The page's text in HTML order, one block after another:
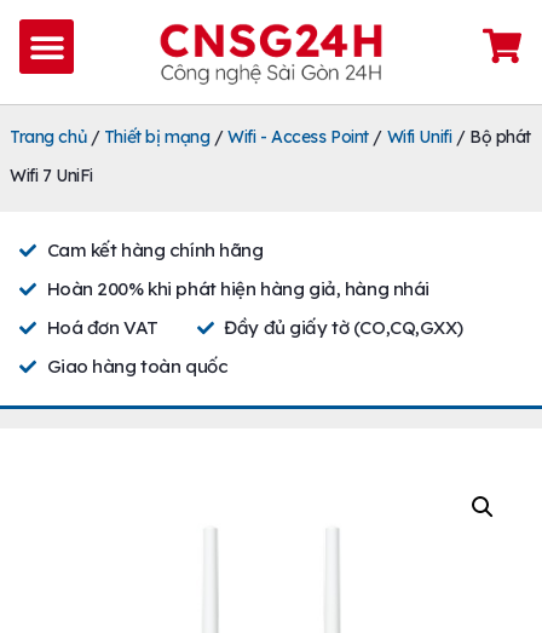
Trang chủ/ Thiết bị mạng/Wifi - Access Point/ Wifi Unifi/ Bộ phát
Wifi 7 UniFi
Cam kết hàng chính hãng
Hoàn 200% khi phát hiện hàng giả, hàng nhái
Hoá đơn VAT
Đầy đủ giấy tờ (CO,CQ,GXX)
Giao hàng toàn quốc